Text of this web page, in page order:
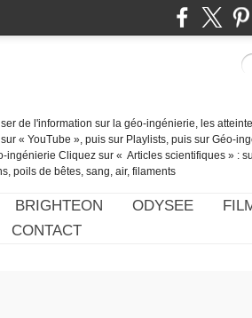
de l'information sur la géo-ingénierie, les
« YouTube », puis sur Playlists, puis sur Géo-
ingénierie Cliquez sur « Articles scientifiques » :
poils de bêtes, sang, air, filaments
BRIGHTEON ODYSEE
CONTACT